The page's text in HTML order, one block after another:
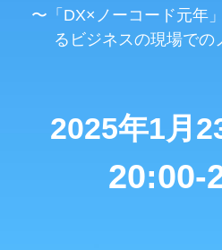
〜「DX×ノーコード元年
るビジネスの現場での
2025年1月
20:00-